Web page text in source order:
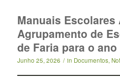
Manuais Escolares
Agrupamento de
de Faria para o
Junho 25, 2026 / in Documentos,